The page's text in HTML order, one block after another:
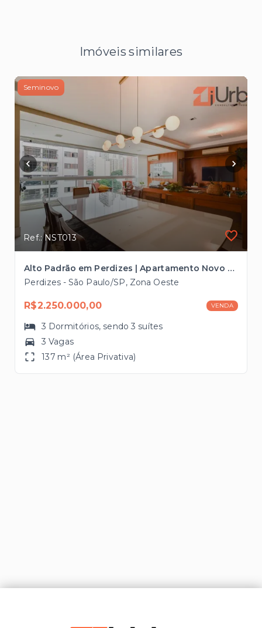
Imóveis similares
Seminovo
Ref.: NST013
Alto Padrão em Perdizes | Apartamento Novo com 3 Suítes e Quadra de Tênis
Perdizes - São Paulo/SP, Zona Oeste
R$2.250.000,00 VENDA
3 Dormitórios, sendo3 suítes
3 Vagas
137 m² (Área Privativa)